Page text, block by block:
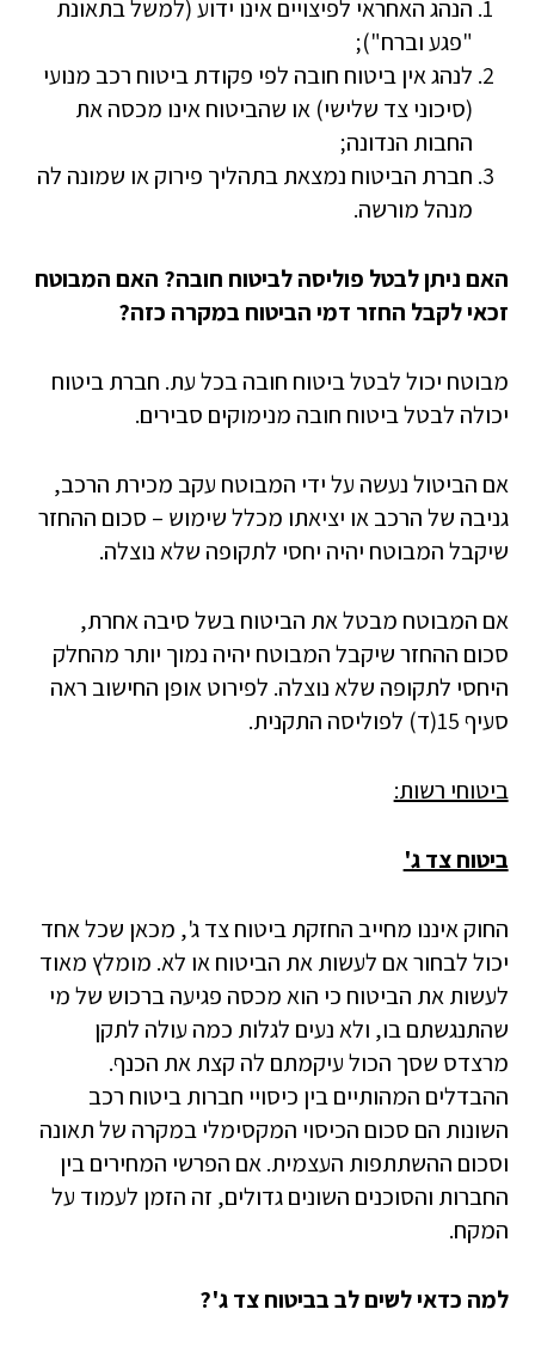
הנהג האחראי לפיצויים אינו ידוע (למשל בתאונת
"פגע וברח");
לנהג אין ביטוח חובה לפי פקודת ביטוח רכב מנועי
(סיכוני צד שלישי) או שהביטוח אינו מכסה את
החבות הנדונה;
חברת הביטוח נמצאת בתהליך פירוק או שמונה לה
מנהל מורשה.
האם ניתן לבטל פוליסה לביטוח חובה? האם המבוטח
זכאי לקבל החזר דמי הביטוח במקרה כזה?
​מבוטח יכול לבטל ביטוח חובה בכל עת. חברת ביטוח
יכולה לבטל ביטוח חובה מנימוקים סבירים.
אם הביטול נעשה על ידי המבוטח עקב מכירת הרכב,
גניבה של הרכב או יציאתו מכלל שימוש – סכום ההחזר
שיקבל המבוטח יהיה יחסי לתקופה שלא נוצלה.
אם המבוטח מבטל את הביטוח בשל סיבה אחרת,
סכום ההחזר שיקבל המבוטח יהיה נמוך יותר מהחלק
היחסי לתקופה שלא נוצלה. לפירוט אופן החישוב ראה
סעיף 15(ד) לפוליסה התקנית.
ביטוחי רשות:
ביטוח צד ג'
החוק איננו מחייב החזקת ביטוח צד ג', מכאן שכל אחד
יכול לבחור אם לעשות את הביטוח או לא. מומלץ מאוד
לעשות את הביטוח כי הוא מכסה פגיעה ברכוש של מי
שהתנגשתם בו, ולא נעים לגלות כמה עולה לתקן
מרצדס שסך הכול עיקמתם לה קצת את הכנף.
ההבדלים המהותיים בין כיסויי חברות ביטוח רכב
השונות הם סכום הכיסוי המקסימלי במקרה של תאונה
וסכום ההשתתפות העצמית. אם הפרשי המחירים בין
החברות והסוכנים השונים גדולים, זה הזמן לעמוד על
המקח.
למה כדאי לשים לב בביטוח צד ג'?